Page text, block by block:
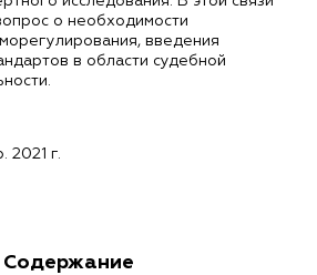
о необходимости
введения
в области судебной
2021 г.
Содержание